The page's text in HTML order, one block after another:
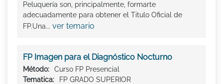
Peluquería son, principalmente, formarte
adecuadamente para obtener el Titulo Oficial de
FP.Una... ver temario
FP Imagen para el Diagnóstico Nocturno
Método:
Curso FP Presencial
Tematica:
FP GRADO SUPERIOR